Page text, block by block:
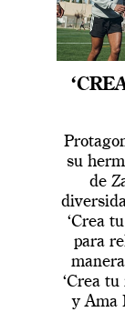
su
de
‘Crea
para
‘Crea
y Ama